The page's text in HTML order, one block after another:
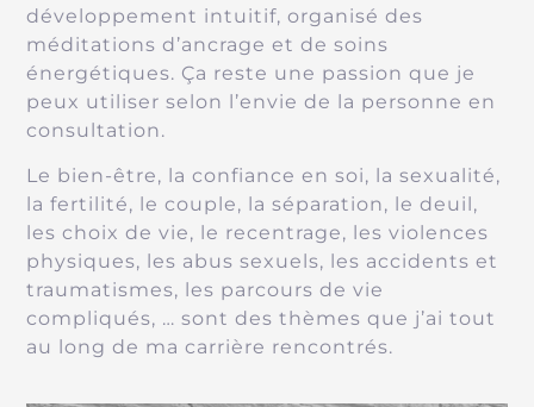
développement intuitif, organisé des
méditations d’ancrage et de soins
énergétiques. Ça reste une passion que je
peux utiliser selon l’envie de la personne en
consultation.
Le bien-être, la confiance en soi, la sexualité,
la fertilité, le couple, la séparation, le deuil,
les choix de vie, le recentrage, les violences
physiques, les abus sexuels, les accidents et
traumatismes, les parcours de vie
compliqués, … sont des thèmes que j’ai tout
au long de ma carrière rencontrés.